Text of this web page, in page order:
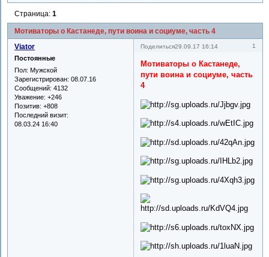
Мотиваторы о Кастанеде, пути воина и социуме, часть 4
Страница:1
Поделиться 1
29.09.17 16:14
Viator
Постоянные
Пол: Мужской
Зарегистрирован: 08.07.16
Сообщений: 4132
Уважение: +246
Позитив: +808
Последний визит:
08.03.24 16:40
Мотиваторы о Кастанеде,
пути воина и социуме, часть
4